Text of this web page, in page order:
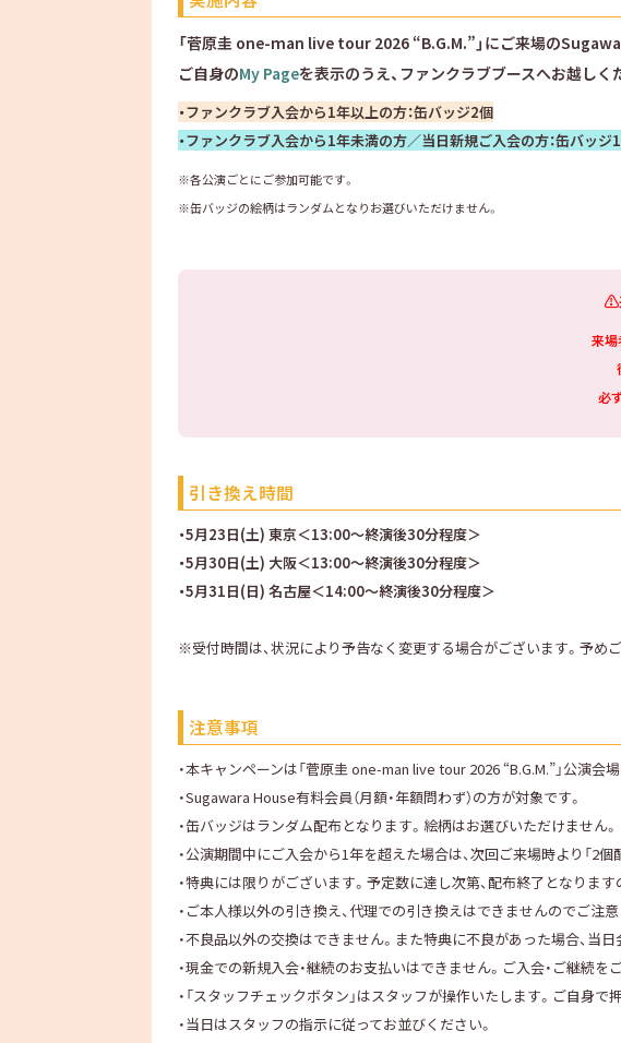
「菅原圭 one-man live tour 2026 “B.G.M.”」にご来場の
ご自身のMy Pageを表示のうえ、ファンクラブブースへお越しく
・ファンクラブ入会から1年以上の方：缶バッジ2個
・ファンクラブ入会から1年未満の方／当日新規ご入会の方：缶バッジ
※各公演ごとにご参加可能です。
※缶バッジの絵柄はランダムとなりお選びいただけません。
⚠️
来場
必
引き換え時間
・5月23日(土) 東京＜13:00〜終演後30分程度＞
・5月30日(土) 大阪＜13:00〜終演後30分程度＞
・5月31日(日) 名古屋＜14:00〜終演後30分程度＞
※受付時間は、状況により予告なく変更する場合がございます。予め
注意事項
・本キャンペーンは「菅原圭 one-man live tour 2026 “B.G.M.”」公演会
・Sugawara House有料会員（月額・年額問わず）の方が対象です。
・缶バッジはランダム配布となります。絵柄はお選びいただけません。
・公演期間中にご入会から1年を超えた場合は、次回ご来場時より「2個
・特典には限りがございます。予定数に達し次第、配布終了となります
・ご本人様以外の引き換え、代理での引き換えはできませんのでご注意
・不良品以外の交換はできません。また特典に不良があった場合、当
・現金での新規入会・継続のお支払いはできません。ご入会・ご継続
・「スタッフチェックボタン」はスタッフが操作いたします。ご自身
・当日はスタッフの指示に従ってお並びください。